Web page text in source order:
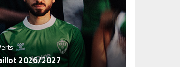
2026/2027